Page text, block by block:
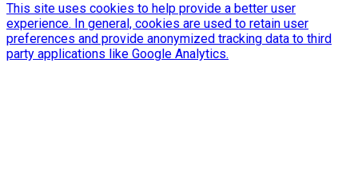
This site uses cookies to help provide a better user
experience. In general, cookies are used to retain user
preferences and provide anonymized tracking data to third
party applications like Google Analytics.